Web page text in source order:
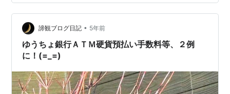
よりリアルで、心苦しくもあり、感じることや考えさせ
られることが多くあります。 実際に児童養護施設で働い
ている私は、以前障がいを持つ子どもの多さについても
このブログで書かせて頂きました。 私自身、自分なりに
最大限子どもたちに寄り添うことで…
諦観ブログ日記 • 5年前
ゆうちょ銀行ＡＴＭ硬貨預払い手数料等、２例
に！(=_=)